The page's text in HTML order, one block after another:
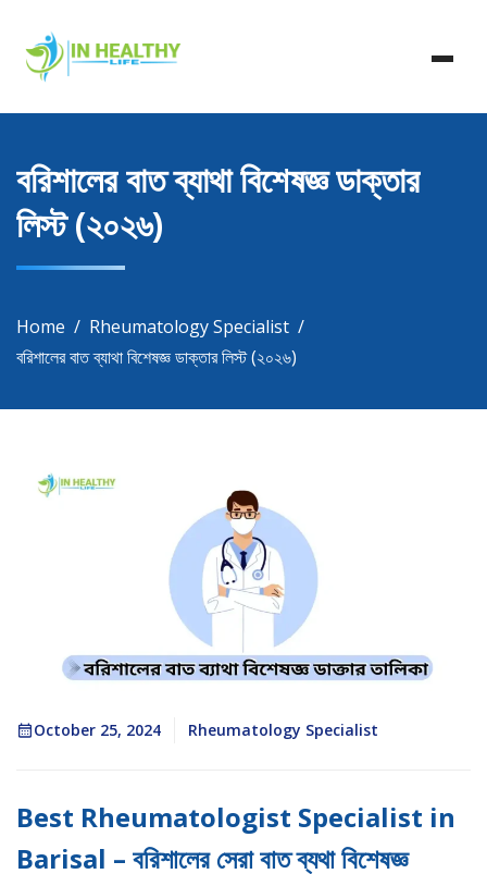
content
In Healthy Life
In Healthy Life, Healthy Life, Health Life, Doctor List,
Doctor Listing
বরিশালের বাত ব্যাথা বিশেষজ্ঞ ডাক্তার
লিস্ট (২০২৬)
Home
Rheumatology Specialist
বরিশালের বাত ব্যাথা বিশেষজ্ঞ ডাক্তার লিস্ট (২০২৬)
October 25, 2024 Rheumatology Specialist
Best Rheumatologist Specialist in
Barisal – বরিশালের সেরা বাত ব্যথা বিশেষজ্ঞ